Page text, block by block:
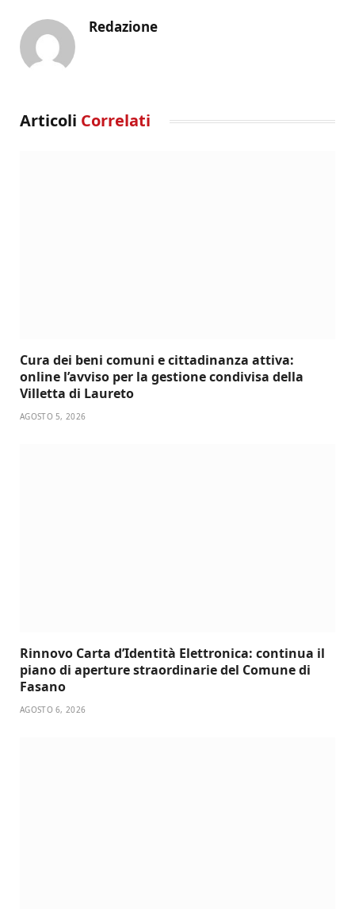
Redazione
Articoli Correlati
Cura dei beni comuni e cittadinanza attiva:
online l’avviso per la gestione condivisa della
Villetta di Laureto
AGOSTO 5, 2026
Rinnovo Carta d’Identità Elettronica: continua il
piano di aperture straordinarie del Comune di
Fasano
AGOSTO 6, 2026